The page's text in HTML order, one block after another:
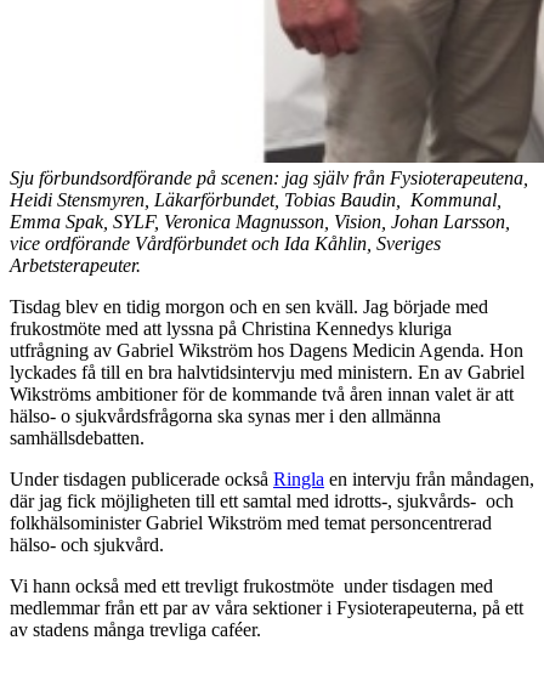
Sju förbundsordförande på scenen: jag själv från Fysioterapeutena,
Heidi Stensmyren, Läkarförbundet, Tobias Baudin, Kommunal,
Emma Spak, SYLF, Veronica Magnusson, Vision, Johan Larsson,
vice ordförande Vårdförbundet och Ida Kåhlin, Sveriges
Arbetsterapeuter.
Tisdag blev en tidig morgon och en sen kväll. Jag började med
frukostmöte med att lyssna på Christina Kennedys kluriga
utfrågning av Gabriel Wikström hos Dagens Medicin Agenda. Hon
lyckades få till en bra halvtidsintervju med ministern. En av Gabriel
Wikströms ambitioner för de kommande två åren innan valet är att
hälso- o sjukvårdsfrågorna ska synas mer i den allmänna
samhällsdebatten.
Under tisdagen publicerade också Ringla en intervju från måndagen,
där jag fick möjligheten till ett samtal med idrotts-, sjukvårds- och
folkhälsominister Gabriel Wikström med temat personcentrerad
hälso- och sjukvård.
Vi hann också med ett trevligt frukostmöte under tisdagen med
medlemmar från ett par av våra sektioner i Fysioterapeuterna, på ett
av stadens många trevliga caféer.